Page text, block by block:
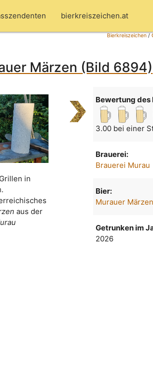
bierkreiszeichen.at
Bierkreiszeichen/
Märzen (Bild 6894)
in
aus der
Bewertung des
3.00 bei einer
Brauerei:
Brauerei Murau
Bier:
Murauer Märzen
Getrunken im
2026